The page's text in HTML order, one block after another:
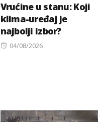
Vrućine u stanu: Koji
klima-uređaj je
najbolji izbor?
Posted
04/08/2026